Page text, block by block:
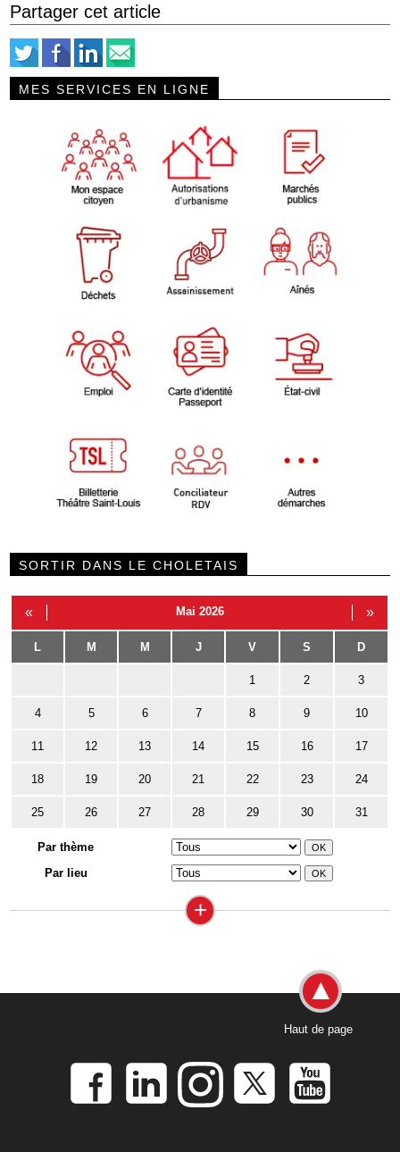
Partager cet article
MES SERVICES EN LIGNE
SORTIR DANS LE CHOLETAIS
« Mai 2026 »
L M M J V S D
1 2 3
4 5 6 7 8 9 10
11 12 13 14 15 16 17
18 19 20 21 22 23 24
25 26 27 28 29 30 31
Par thème
Par lieu
+
Haut de page